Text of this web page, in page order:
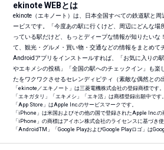
ekinote WEBとは
ekinote（エキノート）は、日本全国すべての鉄道駅と
ービスです。「今度あの駅に行くけど、周辺にどんな場
っている駅だけど、もっとディープな情報が知りたいな
て、観光・グルメ・買い物・交通などの情報をまとめて
Androidアプリをインストールすれば、「お気に入りの
やエキメシの投稿」「全国の駅へのチェックイン」も楽
たをワクワクさせるセレンディピティ（素敵な偶然との
「ekinote／エキノート」は三菱電機株式会社の登録商標です。
「エキガタリ」「エキメシ」「エキ活」は商標登録出願中です。
「App Store」はApple Inc.のサービスマークです。
「iPhone」は米国およびその他の国で登録されたApple Inc.の
「iPhone」の商標はアイホン株式会社のライセンスに基づき使
「AndroidTM 」「Google PlayおよびGoogle Playロゴ」は